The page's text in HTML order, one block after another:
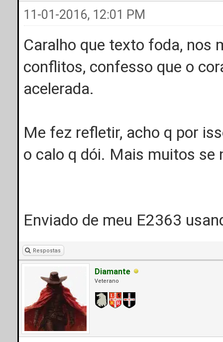
11-01-2016, 12:01 PM
Caralho que texto foda, nos
conflitos, confesso que o
acelerada.
Me fez refletir, acho q por
o calo q dói. Mais muitos se
Enviado de meu E2363
Respostas
Diamante
Veterano